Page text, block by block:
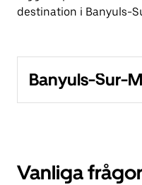
destination i Banyuls-
Banyuls-Sur-
Vanliga